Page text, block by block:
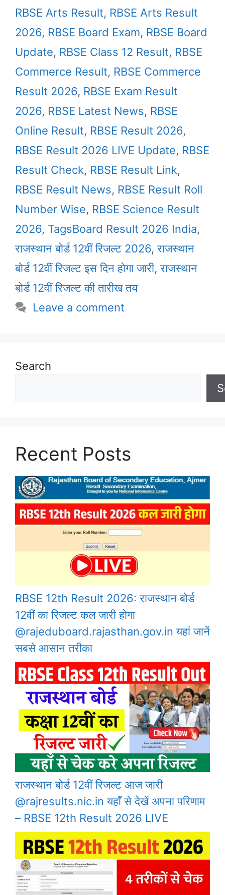
RBSE Arts Result, RBSE Arts Result
2026, RBSE Board Exam, RBSE Board
Update, RBSE Class 12 Result, RBSE
Commerce Result, RBSE Commerce
Result 2026, RBSE Exam Result
2026, RBSE Latest News, RBSE
Online Result, RBSE Result 2026,
RBSE Result 2026 LIVE Update, RBSE
Result Check, RBSE Result Link,
RBSE Result News, RBSE Result Roll
Number Wise, RBSE Science Result
2026, TagsBoard Result 2026 India,
राजस्थान बोर्ड 12वीं रिजल्ट 2026,राजस्थान
बोर्ड 12वीं रिजल्ट इस दिन होगा जारी,राजस्थान
बोर्ड 12वीं रिजल्ट की तारीख तय
Leave a comment
Search
Recent Posts
RBSE 12th Result 2026: राजस्थान बोर्ड
12वीं का रिजल्ट कल जारी होगा
@rajeduboard.rajasthan.gov.in यहां जानें
सबसे आसान तरीका
राजस्थान बोर्ड 12वीं रिजल्ट आज जारी
@rajresults.nic.in यहाँ से देखें अपना परिणाम
– RBSE 12th Result 2026 LIVE